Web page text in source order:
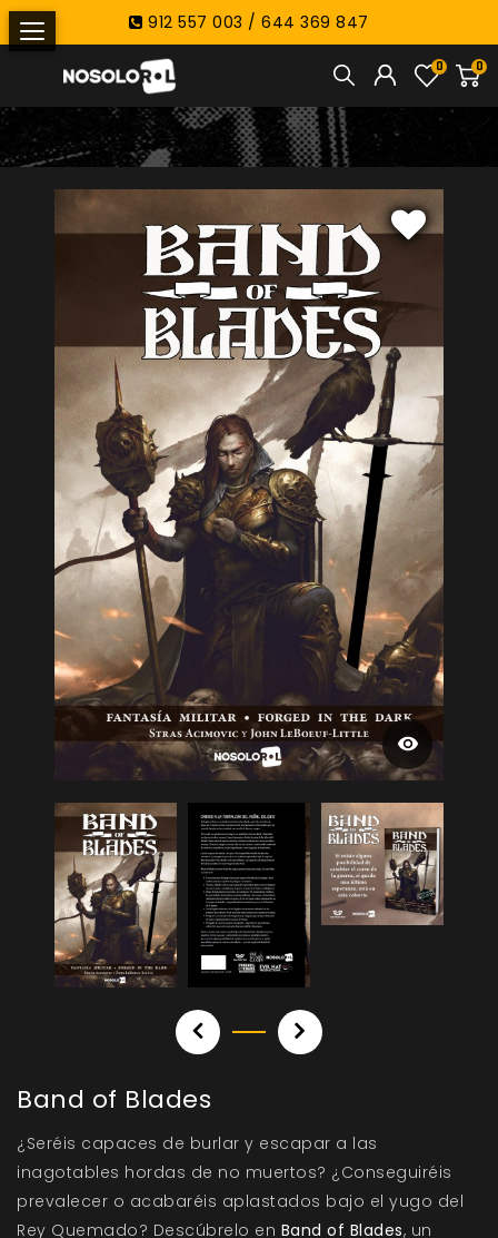
912 557 003 / 644 369 847
0
0
Band of Blades
¿Seréis capaces de burlar y escapar a las
inagotables hordas de no muertos? ¿Conseguiréis
prevalecer o acabaréis aplastados bajo el yugo del
Rey Quemado? Descúbrelo en Band of Blades, un